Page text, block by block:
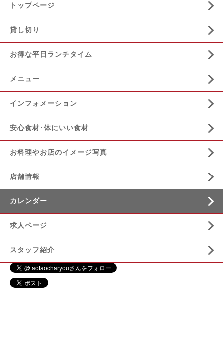
トップページ
貸し切り
お得な平日ランチタイム
メニュー
インフォメーション
安心食材･体にいい食材
お料理やお店のイメージ写真
店舗情報
カレンダー
求人ページ
スタッフ紹介